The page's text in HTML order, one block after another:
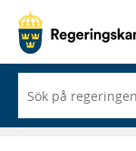
du
börjar
skriva